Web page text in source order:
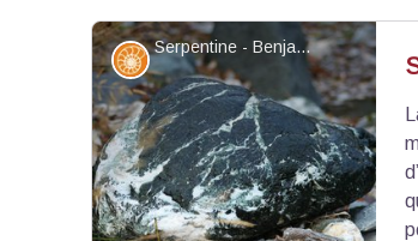
Serpentine - Benjamin Musella - PNR Queyras
Géologie